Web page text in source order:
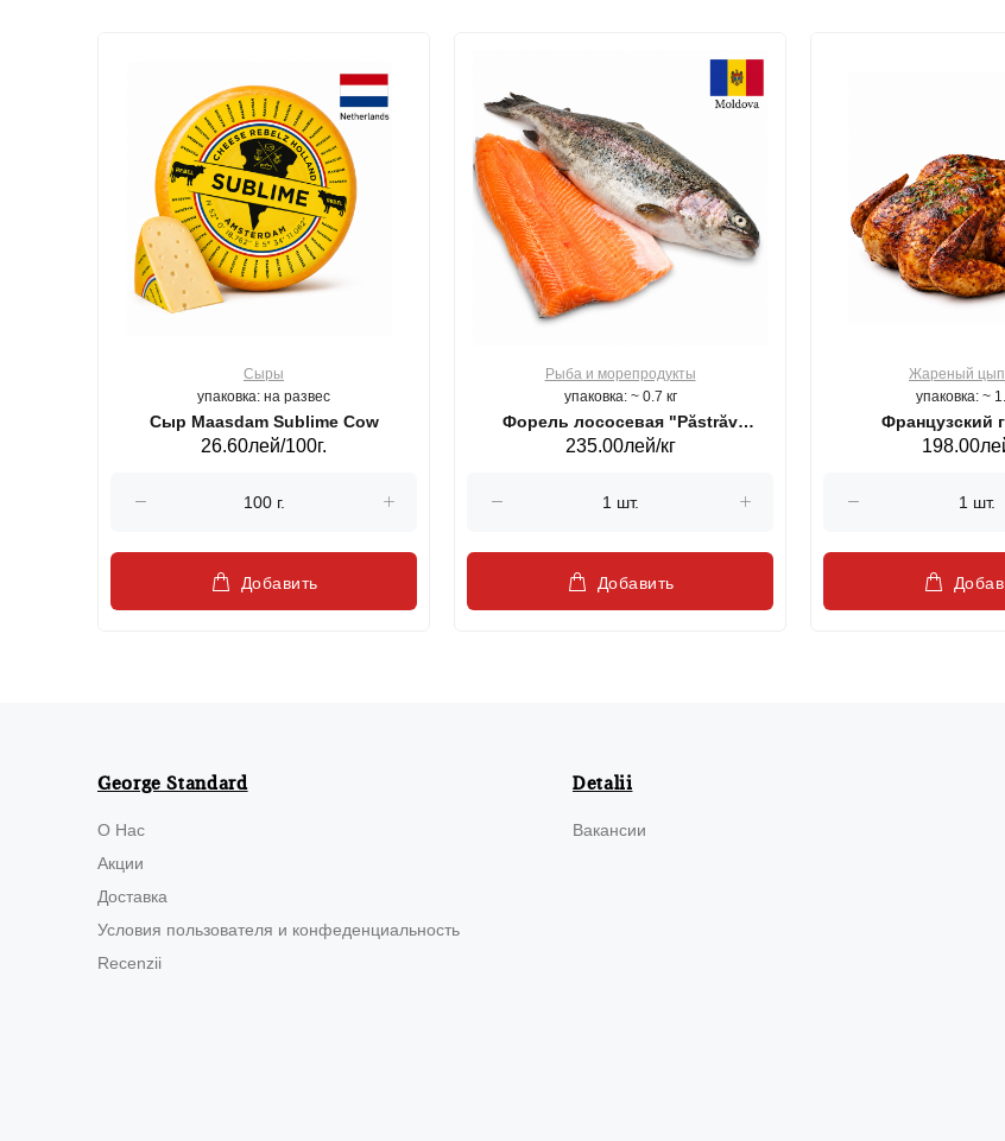
Сыры
упаковка: на развес
Сыр Maasdam Sublime Cow
26.60лей/100г.
Добавить
Рыба и морепродукты
упаковка: ~ 0.7 кг
Форель лососевая "Păstrăv
Moldovenesc"
235.00лей/кг
Добавить
Жареный
упаковка: ~
Французский
George Standard
О Нас
Акции
Доставка
Условия пользователя и конфеденциальность
Recenzii
Detalii
Вакансии